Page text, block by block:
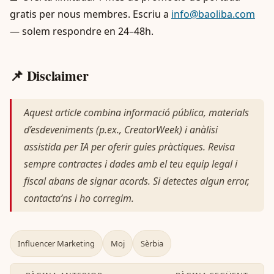
gratis per nous membres. Escriu a info@baoliba.com
— solem respondre en 24–48h.
📌 Disclaimer
Aquest article combina informació pública, materials
d’esdeveniments (p.ex., CreatorWeek) i anàlisi
assistida per IA per oferir guies pràctiques. Revisa
sempre contractes i dades amb el teu equip legal i
fiscal abans de signar acords. Si detectes algun error,
contacta’ns i ho corregim.
Influencer Marketing Moj Sèrbia